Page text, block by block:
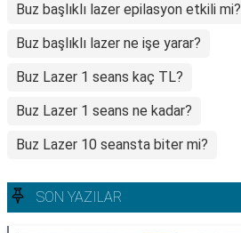
Buz başlıklı lazer epilasyon etkili mi?
Buz başlıklı lazer ne işe yarar?
Buz Lazer 1 seans kaç TL?
Buz Lazer 1 seans ne kadar?
Buz Lazer 10 seansta biter mi?
SON YAZILAR